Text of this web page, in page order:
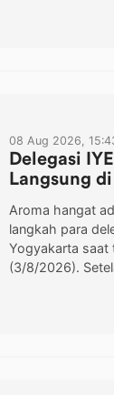
08 Aug 2026,
Delegasi
Langsung
Aroma hangat
langkah para
Yogyakarta saat
(3/8/2026).